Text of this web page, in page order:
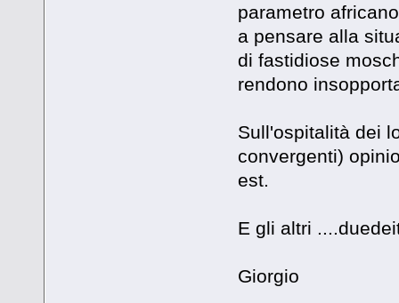
parametro
a pensare alla
di fastidiose
rendono
Sull'ospitalità dei
convergenti)
est.
E gli altri
Giorgio